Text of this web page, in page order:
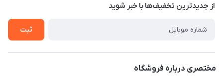
درباره ما
راهنما
از جدید‌ترین تخفیف‌ها با‌ خبر شوید
ثبت
مختصری درباره فروشگاه